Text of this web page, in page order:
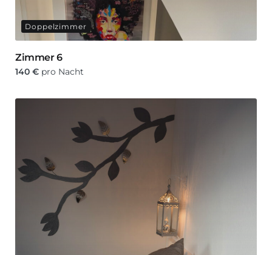
Doppelzimmer
Zimmer 6
140 € pro Nacht